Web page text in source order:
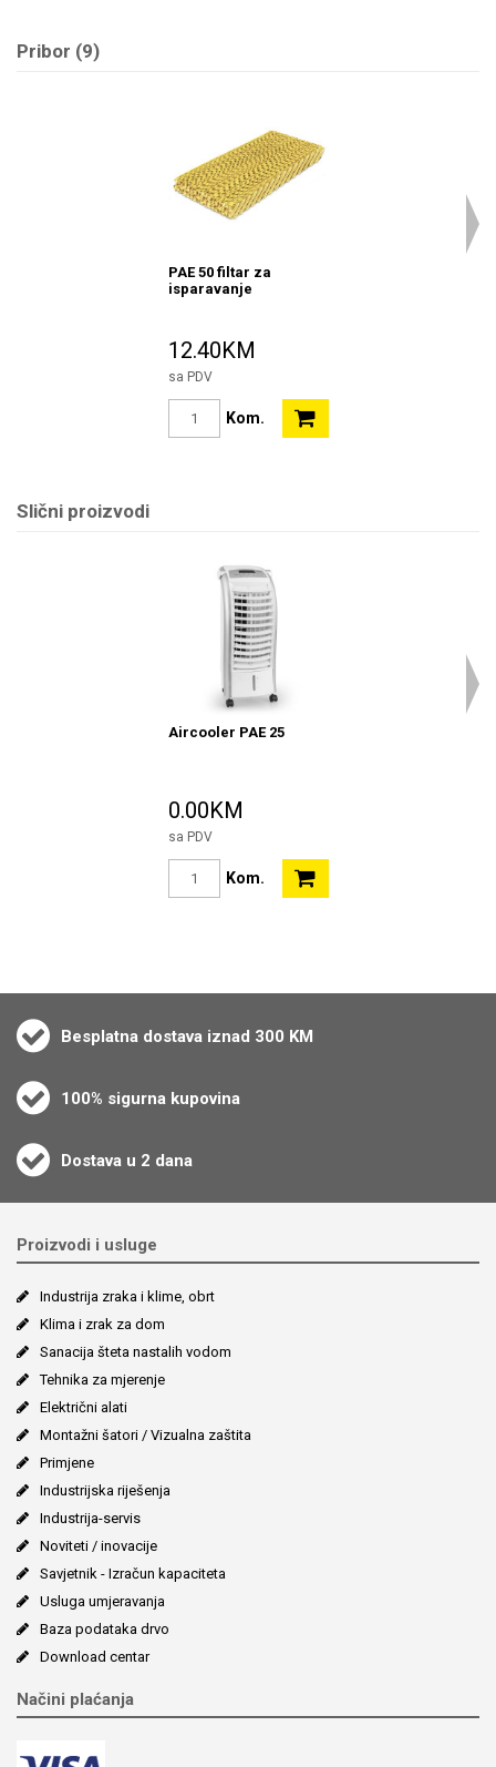
Pribor (9)
PAE 50 filtar za
isparavanje
12.40KM
sa PDV
Kom.
Slični proizvodi
Aircooler PAE 25
0.00KM
sa PDV
Kom.
Besplatna dostava iznad 300 KM
100% sigurna kupovina
Dostava u 2 dana
Proizvodi i usluge
Industrija zraka i klime, obrt
Klima i zrak za dom
Sanacija šteta nastalih vodom
Tehnika za mjerenje
Električni alati
Montažni šatori / Vizualna zaštita
Primjene
Industrijska riješenja
Industrija-servis
Noviteti / inovacije
Savjetnik - Izračun kapaciteta
Usluga umjeravanja
Baza podataka drvo
Download centar
Načini plaćanja